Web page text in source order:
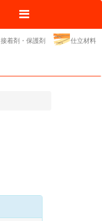
接着剤・保護剤 仕立材料